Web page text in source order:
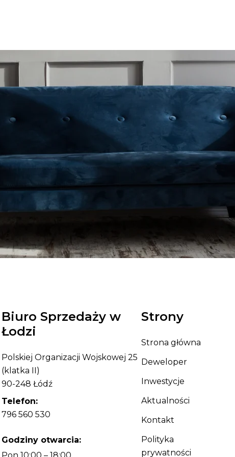
Biuro Sprzedaży w
Łodzi
Polskiej Organizacji Wojskowej 25
(klatka II)
90-248 Łódź
Telefon:
796 560 530
Godziny otwarcia:
Strony
Strona główna
Deweloper
Inwestycje
Aktualności
Kontakt
Polityka
prywatności